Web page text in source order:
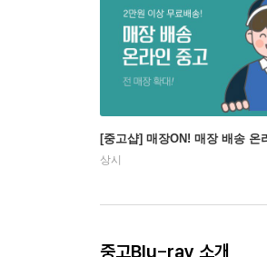
[중고샵] 매장ON! 매장 배송 온
상시
중고Blu-ray 소개